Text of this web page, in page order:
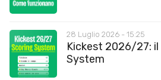
28 Luglio 2026 - 15:25
Kickest 2026/27:
System